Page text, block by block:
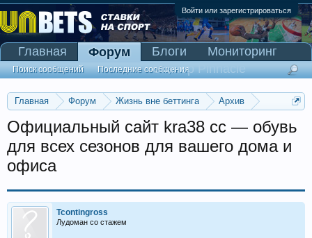
Войти или зарегистрироваться
Главная Форум Жизнь вне беттинга
Архив
Прогнозы на Олимпийские игры 2016
Официальный сайт kra38 cc — обувь
для всех сезонов для вашего дома и
офиса
Tcontingross
Лудоман со стажем
Главная Форум
Поиск сообщений Последние сообщения
Блоги
Мониторинг
Сканер Pinnacle